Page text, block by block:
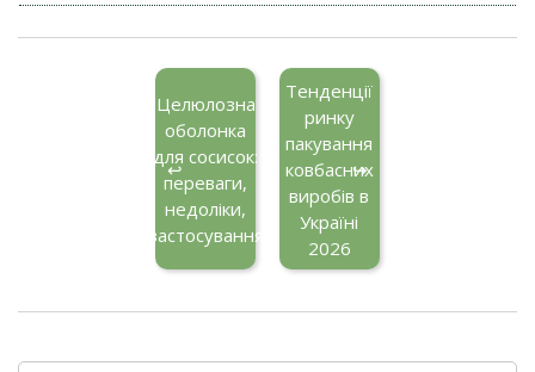
Целюлозна
оболонка
для сосисок:
переваги,
недоліки,
застосування
Тенденції
ринку
пакування
ковбасних
виробів в
Україні
2026